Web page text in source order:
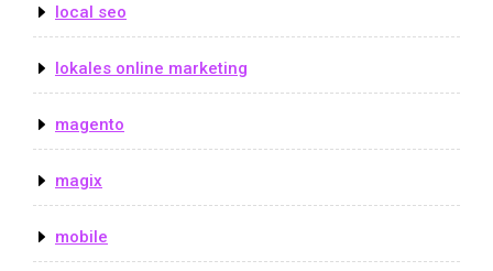
local seo
lokales online marketing
magento
magix
mobile